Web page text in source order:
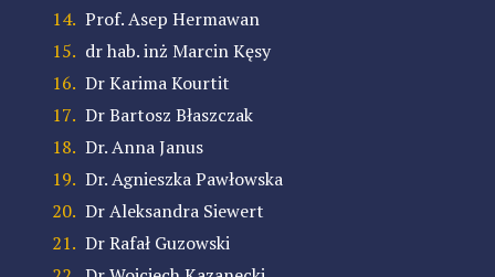
Prof. Asep Hermawan
dr hab. inż Marcin Kęsy
Dr Karima Kourtit
Dr Bartosz Błaszczak
Dr.Anna Janus
Dr.Agnieszka Pawłowska
Dr Aleksandra Siewert
Dr Rafał Guzowski